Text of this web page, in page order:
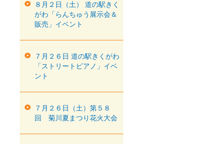
８月２日（土） 道の駅きく
がわ「らんちゅう展示会＆
販売」イベント
７月２６日 道の駅きくがわ
「ストリートピアノ」イベ
ント
７月２６日（土）第５８
回 菊川夏まつり花火大会